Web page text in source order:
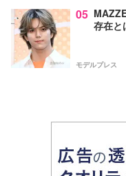
05
存在と
モデルプレス